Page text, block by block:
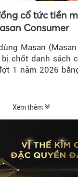
cổ tức tiền
Consumer
Masan
bị chốt danh sách
1 năm 2026
Xem thêm